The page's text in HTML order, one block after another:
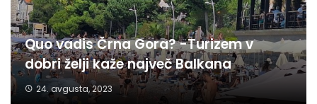
Quo vadis Črna Gora? -Turizem v
dobri želji kaže največ Balkana
24. avgusta, 2023